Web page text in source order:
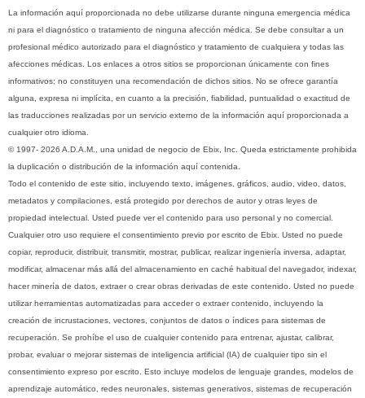
La información aquí proporcionada no debe utilizarse durante ninguna emergencia médica
ni para el diagnóstico o tratamiento de ninguna afección médica. Se debe consultar a un
profesional médico autorizado para el diagnóstico y tratamiento de cualquiera y todas las
afecciones médicas. Los enlaces a otros sitios se proporcionan únicamente con fines
informativos; no constituyen una recomendación de dichos sitios. No se ofrece garantía
alguna, expresa ni implícita, en cuanto a la precisión, fiabilidad, puntualidad o exactitud de
las traducciones realizadas por un servicio externo de la información aquí proporcionada a
cualquier otro idioma.
© 1997- 2026 A.D.A.M., una unidad de negocio de Ebix, Inc. Queda estrictamente prohibida
la duplicación o distribución de la información aquí contenida.
Todo el contenido de este sitio, incluyendo texto, imágenes, gráficos, audio, video, datos,
metadatos y compilaciones, está protegido por derechos de autor y otras leyes de
propiedad intelectual. Usted puede ver el contenido para uso personal y no comercial.
Cualquier otro uso requiere el consentimiento previo por escrito de Ebix. Usted no puede
copiar, reproducir, distribuir, transmitir, mostrar, publicar, realizar ingeniería inversa, adaptar,
modificar, almacenar más allá del almacenamiento en caché habitual del navegador, indexar,
hacer minería de datos, extraer o crear obras derivadas de este contenido. Usted no puede
utilizar herramientas automatizadas para acceder o extraer contenido, incluyendo la
creación de incrustaciones, vectores, conjuntos de datos o índices para sistemas de
recuperación. Se prohíbe el uso de cualquier contenido para entrenar, ajustar, calibrar,
probar, evaluar o mejorar sistemas de inteligencia artificial (IA) de cualquier tipo sin el
consentimiento expreso por escrito. Esto incluye modelos de lenguaje grandes, modelos de
aprendizaje automático, redes neuronales, sistemas generativos, sistemas de recuperación